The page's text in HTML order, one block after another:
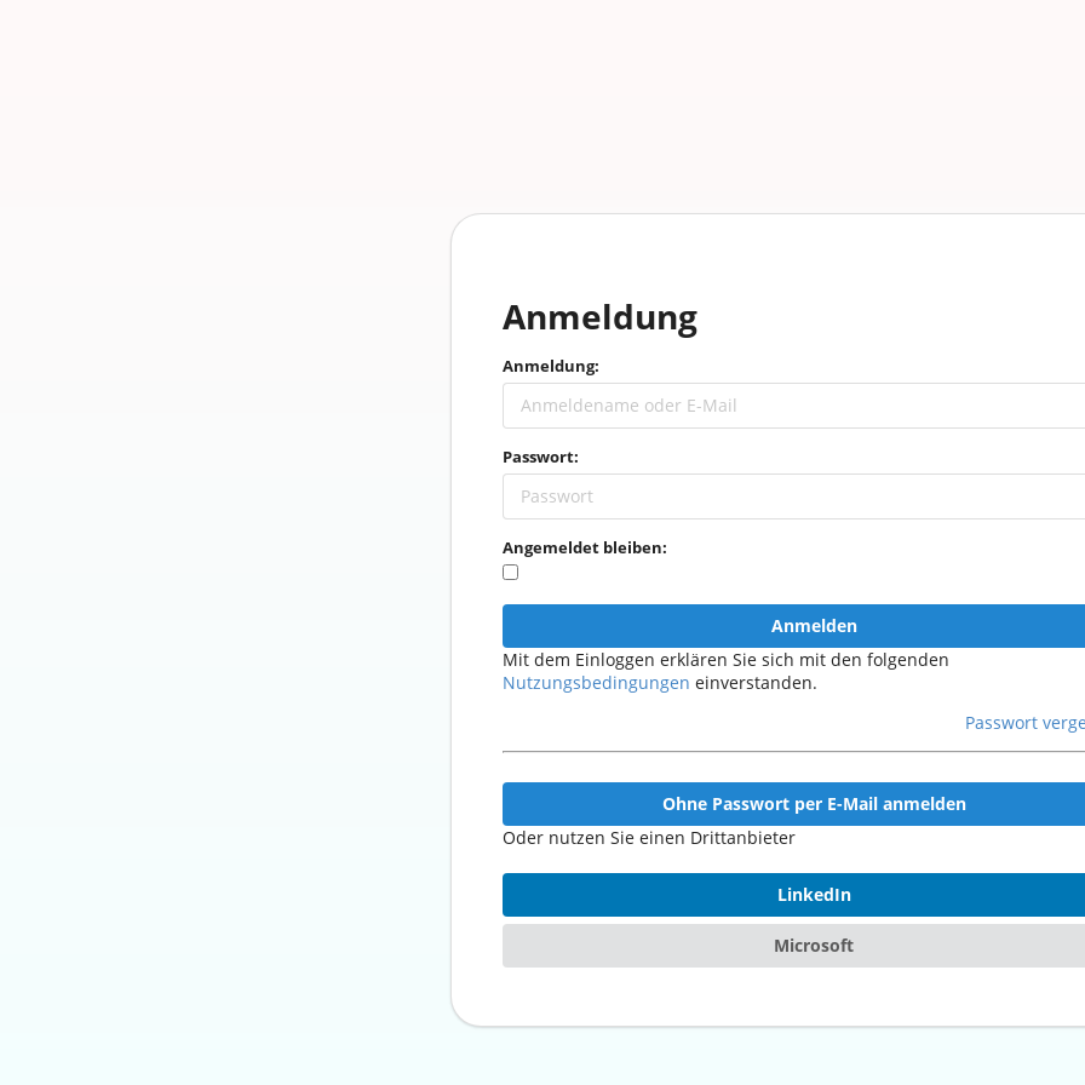
Anmeldung
Anmeldung:
Passwort:
Angemeldet bleiben:
Anmelden
Mit dem Einloggen erklären Sie sich mit den folgenden
Nutzungsbedingungen einverstanden.
Passwort
Ohne Passwort per E-Mail anmelden
Oder nutzen Sie einen Drittanbieter
LinkedIn
Microsoft